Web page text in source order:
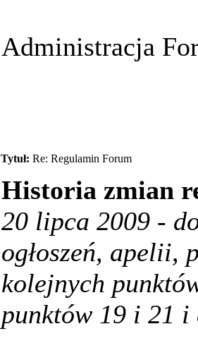
Administracja
Tytuł: Re: Regulamin Forum
Historia zmian
20 lipca 2009 -
ogłoszeń, apelii,
kolejnych
punktów 19 i 21 i